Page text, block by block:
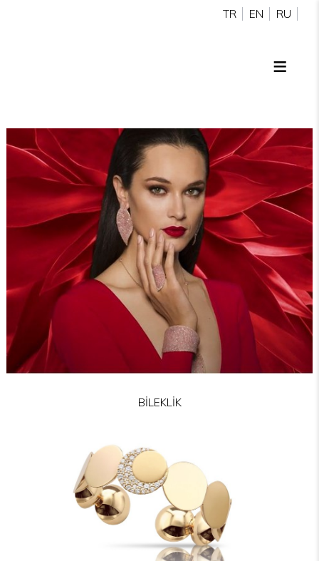
TR EN RU
BİLEKLİK